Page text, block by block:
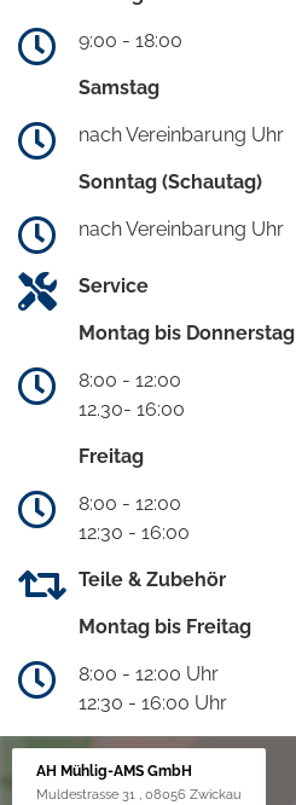
9:00 - 18:00
Samstag
nach Vereinbarung Uhr
Sonntag (Schautag)
nach Vereinbarung Uhr
Service
Montag bis Donnerstag
8:00 - 12:00
12.30- 16:00
Freitag
8:00 - 12:00
12:30 - 16:00
Teile & Zubehör
Montag bis Freitag
8:00 - 12:00 Uhr
12:30 - 16:00 Uhr
AH Mühlig-AMS GmbH
Muldestrasse 31 , 08056 Zwickau